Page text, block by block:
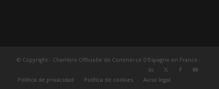
© Copyright - Chambre Officielle de Commerce D'Espagne en France -
Política de privacidad Política de cookies Aviso legal